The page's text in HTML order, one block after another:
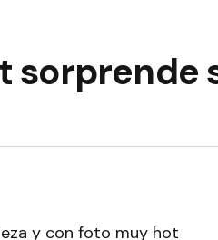
sorprende